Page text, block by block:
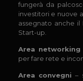
fungerà da
investitori e nuove
assegnato anche
Start-up.
Area networking
per fare rete e
Area convegni –